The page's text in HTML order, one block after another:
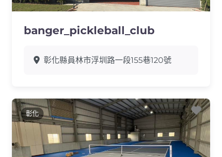
banger_pickleball_club
彰化縣員林市浮圳路一段155巷120號
彰化